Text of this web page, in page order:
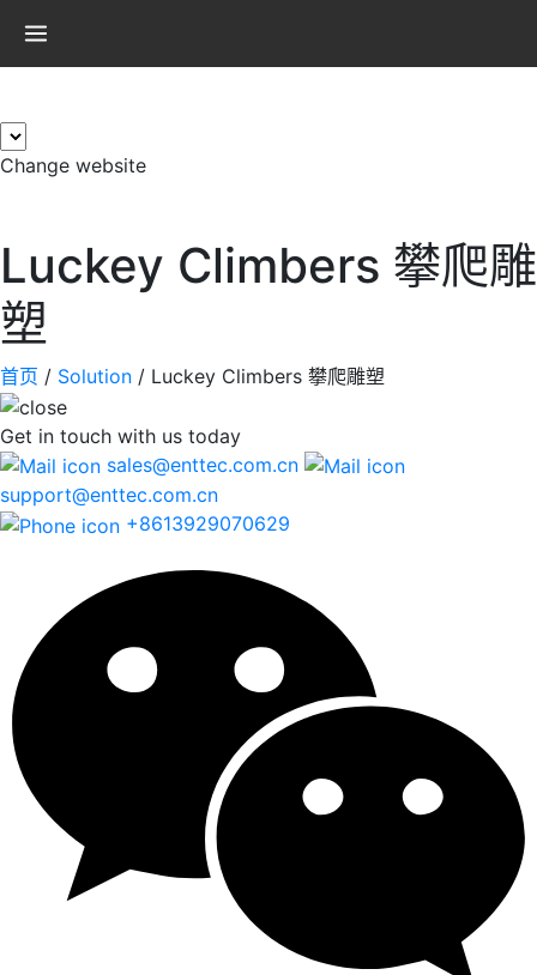
Change website
Luckey Climbers 攀爬雕
塑
首页 / Solution / Luckey Climbers 攀爬雕塑
Get in touch with us today
sales@enttec.com.cn
support@enttec.com.cn
+8613929070629